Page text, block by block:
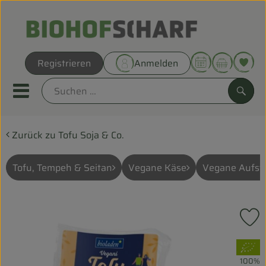
Registrieren Anmelden
Mobiles Menu öffnen oder
Direkt vom Hof
Biokörbe
UNSERE BIOKÖRBE
Zurück zu Tofu Soja & Co.
Tofu, Tempeh & Seitan Vegane Käse Vegane
, Verband:
100%